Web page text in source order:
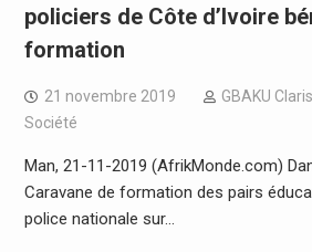
policiers de Côte d’Ivoire
formation
21 novembre 2019 GBAKU
Société
Man, 21-11-2019 (AfrikMonde.com)
Caravane de formation des pairs
police nationale sur…